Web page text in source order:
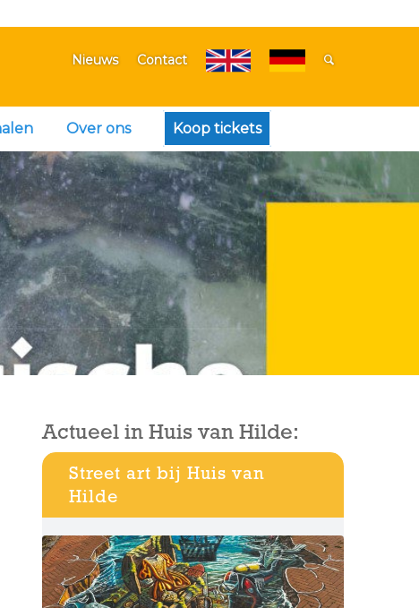
Nieuws Contact
Over ons Koop tickets
Actueel in Huis van Hilde:
Street art bij Huis van
Hilde